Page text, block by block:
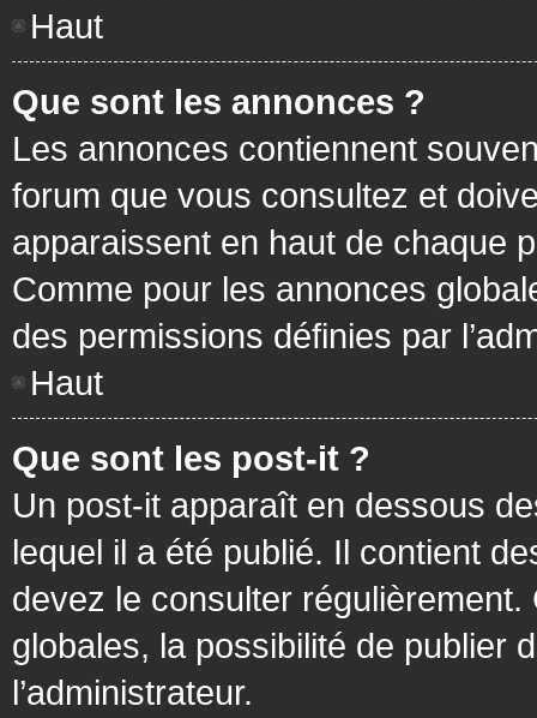
Haut
Que sont les annonces ?
Les annonces contiennent
forum que vous consultez et
apparaissent en haut de chaque
Comme pour les annonces
des permissions définies par
Haut
Que sont les post-it ?
Un post-it apparaît en dessous
lequel il a été publié. Il contient
devez le consulter
globales, la possibilité de publier
l’administrateur.